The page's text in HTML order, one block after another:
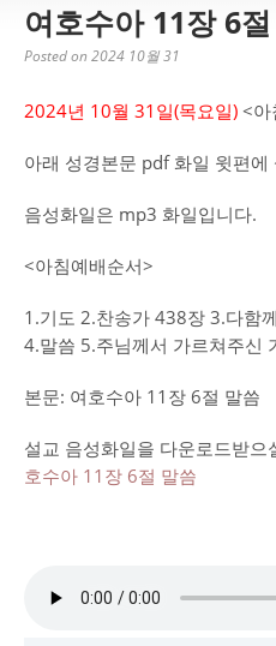
여호수아 11장 6
Posted on 2024 10월 31
2024년 10월 31일(목요일) <아
아래 성경본문 pdf 화일 윗편
음성화일은 mp3 화일입니다.
<아침예배순서>
1.기도 2.찬송가 438장 3.다함
4.말씀 5.주님께서 가르쳐주신
본문: 여호수아 11장 6절 말씀
설교 음성화일을 다운로드받
호수아 11장 6절 말씀